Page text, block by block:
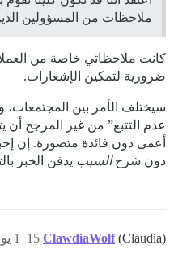
ملاحظات من المسؤولين
ضرورية لتمكين الإشعارات.
سيختلف الأمر بين
عدم التتبع” من غير المرجح أن
أعمى دون فائدة متصورة. إن
دون شرحالسبب يدفن الخبر
ClawdiaWolf (Claudia) 1 يونيو 2023، 8:09م 15